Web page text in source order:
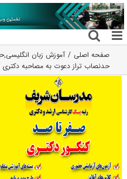
رفتن
به
محتوا
صفحه اصلی آموزش زبان انگلیسی,
حدنصاب تراز دعوت به مصاحبه دکتری